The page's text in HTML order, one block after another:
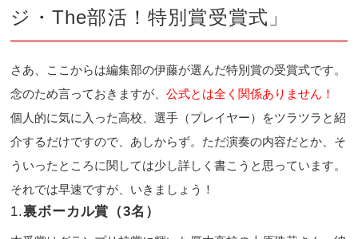
ジ・The部活！特別賞受賞式」
さあ、ここからは編集部の伊藤が選んだ特別賞の受賞式です。
念のため言っておきますが、公式とは全く関係ありません！
個人的に気に入った高校、選手（プレイヤー）をツラツラと紹
介するだけですので、あしからず。ただ演奏の内容だとか、そ
ういったところに関しては少し詳しく書こうと思っています。
それでは早速ですが、いきましょう！
1.裏ボーカル賞（3名）